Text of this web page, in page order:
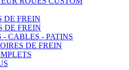
DE FREIN
DE FREIN
- CABLES - PATINS
DE FREIN